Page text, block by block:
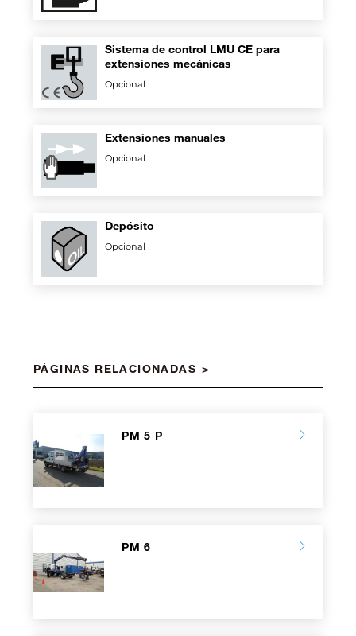
Sistema de control LMU CE para
extensiones mecánicas
Opcional
Extensiones manuales
Opcional
Depósito
Opcional
PÁGINAS RELACIONADAS
PM 5 P
PM 6